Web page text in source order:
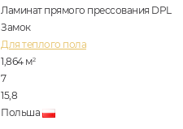
Ламинат прямого прессования DPL
Замок
Для теплого пола
1,864 м2
7
15,8
Польша